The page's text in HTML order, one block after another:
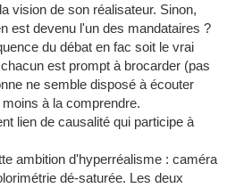
vision de son réalisateur. Sinon,
est devenu l'un des mandataires ?
du débat en fac soit le vrai
est prompt à brocarder (pas
ne semble disposé à écouter
à la comprendre.
lien de causalité qui participe à
ambition d'hyperréalisme : caméra
dé-saturée. Les deux